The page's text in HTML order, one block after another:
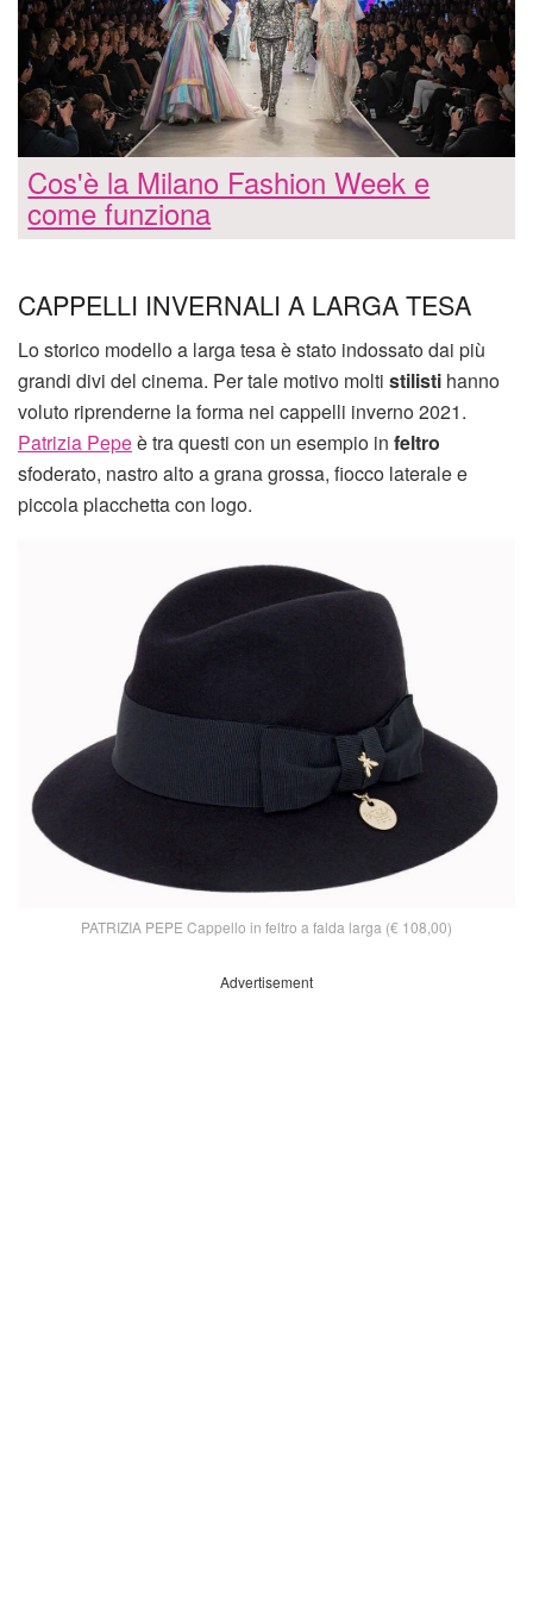
Cos'è la Milano Fashion Week e
come funziona
CAPPELLI INVERNALI A LARGA TESA
Lo storico modello a larga tesa è stato indossato dai più
grandi divi del cinema. Per tale motivo molti stilisti hanno
voluto riprenderne la forma nei cappelli inverno 2021.
Patrizia Pepeè tra questi con un esempio in feltro
sfoderato, nastro alto a grana grossa, fiocco laterale e
piccola placchetta con logo.
PATRIZIA PEPE Cappello in feltro a falda larga (€ 108,00)
Advertisement